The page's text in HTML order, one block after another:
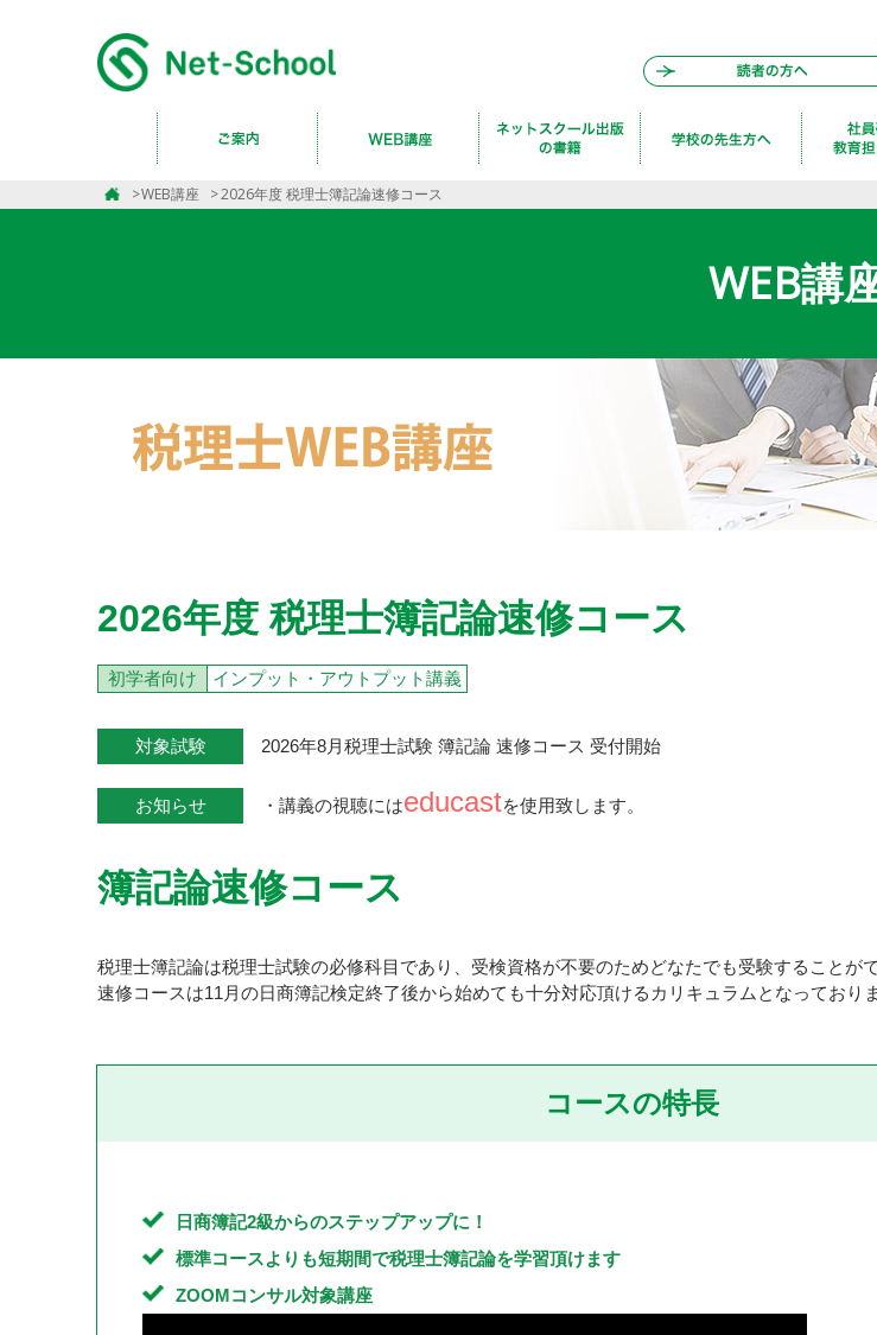
WEB講座 2026年度 税理士簿記論速修コース
WEB講
2026年度 税理士簿記論速修コース
初学者向け インプット・アウトプット講義
対象試験 2026年8月税理士試験 簿記論 速修コース 受付開始
お知らせ ・講義の視聴にはeducastを使用致します。
簿記論速修コース
税理士簿記論は税理士試験の必修科目であり、受検資格が不要のためどなたでも受験することがで
速修コースは11月の日商簿記検定終了後から始めても十分対応頂けるカリキュラムとなっており
コースの特長
日商簿記2級からのステップアップに！
標準コースよりも短期間で税理士簿記論を学習頂けます
ZOOMコンサル対象講座